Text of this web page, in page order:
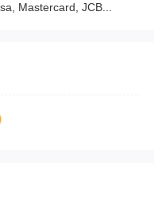
Mastercard, JCB...